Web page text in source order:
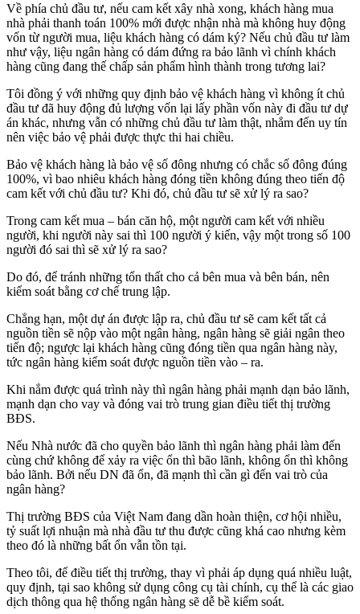
Về phía chủ đầu tư, nếu cam kết xây nhà xong, khách hàng mua
nhà phải thanh toán 100% mới được nhận nhà mà không huy động
vốn từ người mua, liệu khách hàng có dám ký? Nếu chủ đầu tư làm
như vậy, liệu ngân hàng có dám đứng ra bảo lãnh vì chính khách
hàng cũng đang thế chấp sản phẩm hình thành trong tương lai?
Tôi đồng ý với những quy định bảo vệ khách hàng vì không ít chủ
đầu tư đã huy động đủ lượng vốn lại lấy phần vốn này đi đầu tư dự
án khác, nhưng vẫn có những chủ đầu tư làm thật, nhắm đến uy tín
nên việc bảo vệ phải được thực thi hai chiều.
Bảo vệ khách hàng là bảo vệ số đông nhưng có chắc số đông đúng
100%, vì bao nhiêu khách hàng đóng tiền không đúng theo tiến độ
cam kết với chủ đầu tư? Khi đó, chủ đầu tư sẽ xử lý ra sao?
Trong cam kết mua – bán căn hộ, một người cam kết với nhiều
người, khi người này sai thì 100 người ý kiến, vậy một trong số 100
người đó sai thì sẽ xử lý ra sao?
Do đó, để tránh những tổn thất cho cả bên mua và bên bán, nên
kiểm soát bằng cơ chế trung lập.
Chẳng hạn, một dự án được lập ra, chủ đầu tư sẽ cam kết tất cả
nguồn tiền sẽ nộp vào một ngân hàng, ngân hàng sẽ giải ngân theo
tiến độ; ngược lại khách hàng cũng đóng tiền qua ngân hàng này,
tức ngân hàng kiểm soát được nguồn tiền vào – ra.
Khi nắm được quá trình này thì ngân hàng phải mạnh dạn bảo lãnh,
mạnh dạn cho vay và đóng vai trò trung gian điều tiết thị trường
BĐS.
Nếu Nhà nước đã cho quyền bảo lãnh thì ngân hàng phải làm đến
cùng chứ không để xảy ra việc ổn thì bão lãnh, không ổn thì không
bảo lãnh. Bởi nếu DN đã ổn, đã mạnh thì cần gì đến vai trò của
ngân hàng?
Thị trường BĐS của Việt Nam đang dần hoàn thiện, cơ hội nhiều,
tỷ suất lợi nhuận mà nhà đầu tư thu được cũng khá cao nhưng kèm
theo đó là những bất ổn vẫn tồn tại.
Theo tôi, để điều tiết thị trường, thay vì phải áp dụng quá nhiều luật,
quy định, tại sao không sử dụng công cụ tài chính, cụ thể là các giao
dịch thông qua hệ thống ngân hàng sẽ dễ bề kiểm soát.